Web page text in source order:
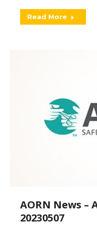
Read More
AORN News –
20230507